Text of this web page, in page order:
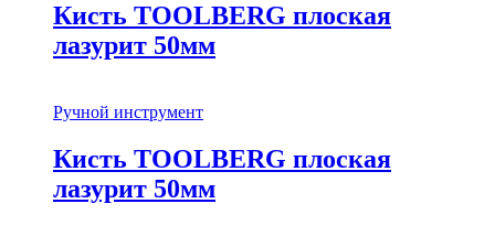
Кисть TOOLBERG плоская
лазурит 50мм
Ручной инструмент
Кисть TOOLBERG плоская
лазурит 50мм